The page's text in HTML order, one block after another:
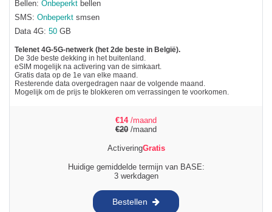
Bellen: Onbeperkt bellen
SMS: Onbeperkt smsen
Data 4G: 50 GB
Telenet 4G-5G-netwerk (het 2de beste in België).
De 3de beste dekking in het buitenland.
eSIM mogelijk na activering van de simkaart.
Gratis data op de 1e van elke maand.
Resterende data overgedragen naar de volgende maand.
Mogelijk om de prijs te blokkeren om verrassingen te voorkomen.
€14 /maand
€20 /maand
ActiveringGratis
Huidige gemiddelde termijn van BASE:
3 werkdagen
Bestellen